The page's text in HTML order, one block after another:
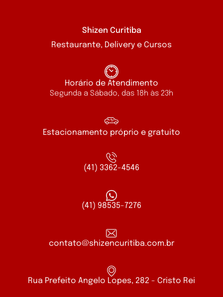
Shizen Curitiba
Restaurante, Delivery e Cursos
Horário de Atendimento
Segunda a Sábado, das 18h às 23h
Estacionamento próprio e gratuito
(41) 3362-4546
(41) 98535-7276
contato@shizencuritiba.com.br
Rua Prefeito Angelo Lopes, 282 - Cristo Rei